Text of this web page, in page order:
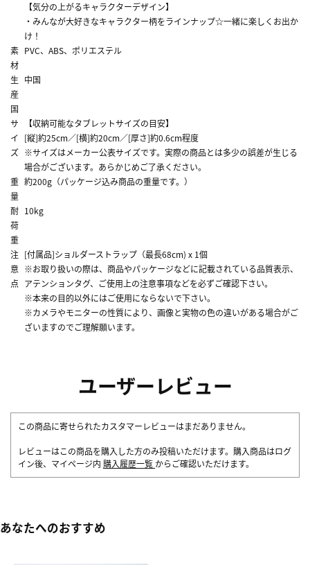
【気分の上がるキャラクターデザイン】
・みんなが大好きなキャラクター柄をラインナップ☆一緒に楽しくお出か
け！
素
材
PVC、ABS、ポリエステル
生
産
国
中国
サ
イ
ズ
【収納可能なタブレットサイズの目安】
[縦]約25cm／[横]約20cm／[厚さ]約0.6cm程度
※サイズはメーカー公表サイズです。実際の商品とは多少の誤差が生じる
場合がございます。あらかじめご了承ください。
重
量
約200g（パッケージ込み商品の重量です。）
耐
荷
重
10kg
注
意
点
[付属品]ショルダーストラップ（最長68cm) x 1個
※お取り扱いの際は、商品やパッケージなどに記載されている品質表示、
アテンションタグ、ご使用上の注意事項などを必ずご確認下さい。
※本来の目的以外にはご使用にならないで下さい。
※カメラやモニターの性質により、画像と実物の色の違いがある場合がご
ざいますのでご理解願います。
ユーザーレビュー
この商品に寄せられたカスタマーレビューはまだありません。
レビューはこの商品を購入した方のみ投稿いただけます。購入商品はログ
イン後、マイページ内 購入履歴一覧 からご確認いただけます。
あなたへのおすすめ